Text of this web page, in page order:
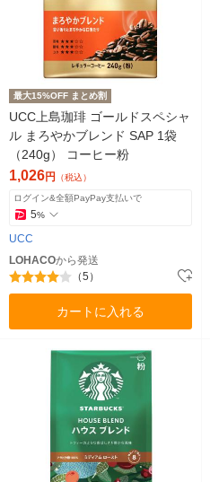
最大15%OFF まとめ割
UCC上島珈琲 ゴールドスペシャ
ル まろやかブレンド SAP 1袋
（240g） コーヒー粉
1,026円 （税込）
ログイン&全額PayPay支払いで
5%
UCC
LOHACOから発送
（5）
カートに入れる